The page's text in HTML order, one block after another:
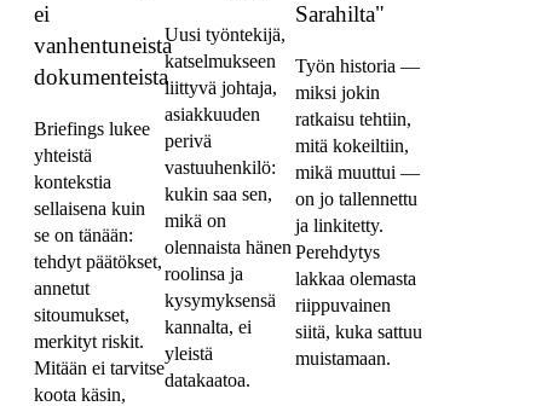
ei
vanhentuneista
dokumenteista
Briefings lukee
yhteistä
kontekstia
sellaisena kuin
se on tänään:
tehdyt päätökset,
annetut
sitoumukset,
merkityt riskit.
Mitään ei tarvitse
koota käsin,
Uusi työntekijä,
katselmukseen
liittyvä johtaja,
asiakkuuden
perivä
vastuuhenkilö:
kukin saa sen,
mikä on
olennaista hänen
roolinsa ja
kysymyksensä
kannalta, ei
yleistä
datakaatoa.
Sarahilta"
Työn historia —
miksi jokin
ratkaisu tehtiin,
mitä kokeiltiin,
mikä muuttui —
on jo tallennettu
ja linkitetty.
Perehdytys
lakkaa olemasta
riippuvainen
siitä, kuka sattuu
muistamaan.